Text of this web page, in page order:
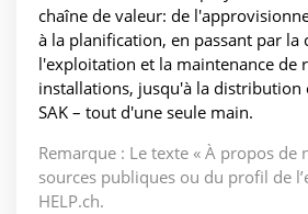
chaîne de valeur: de
à la planification, en passant par la
l'exploitation et la maintenance de
installations, jusqu'à la distribution
SAK – tout d'une seule main.
Remarque : Le texte « À propos de
sources publiques ou du profil de
HELP.ch.